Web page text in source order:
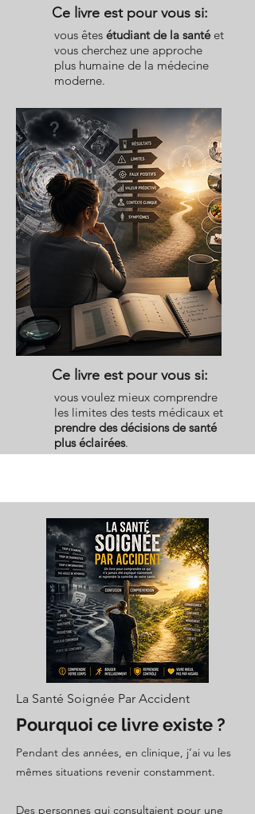
Ce livre est pour vous si:
vous êtes étudiant de la santé et
vous cherchez une approche
plus humaine de la médecine
moderne.
Ce livre est pour vous si:
vous voulez mieux comprendre
les limites des tests médicaux et
prendre des décisions de santé
plus éclairées.
La Santé Soignée Par Accident
Pourquoi ce livre existe ?
Pendant des années, en clinique, j’ai vu les
mêmes situations revenir constamment.
Des personnes qui consultaient pour une